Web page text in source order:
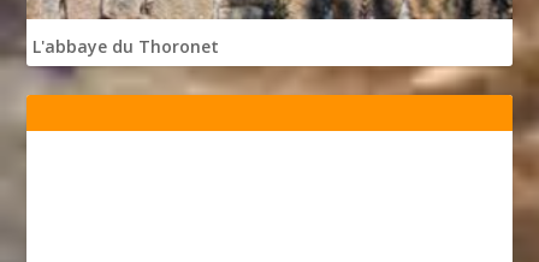
L'abbaye du Thoronet